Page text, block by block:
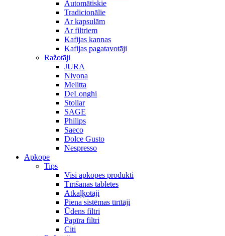
Automātiskie
Tradicionālie
Ar kapsulām
Ar filtriem
Kafijas kannas
Kafijas pagatavotāji
Ražotāji
JURA
Nivona
Melitta
DeLonghi
Stollar
SAGE
Philips
Saeco
Dolce Gusto
Nespresso
Apkope
Tips
Visi apkopes produkti
Tīrīšanas tabletes
Atkaļķotāji
Piena sistēmas tīrītāji
Ūdens filtri
Papīra filtri
Citi